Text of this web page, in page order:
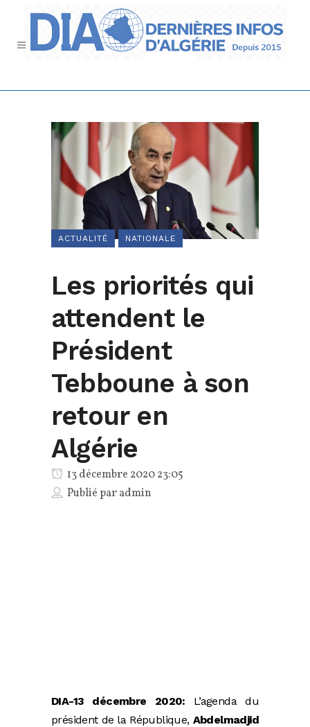
ACTUALITÉ NATIONALE
Les priorités qui
attendent le
Président
Tebboune à son
retour en
Algérie
13 décembre 2020 23:05
Publié paradmin
DIA-13 décembre 2020: L’agenda du
président de la République, Abdelmadjid